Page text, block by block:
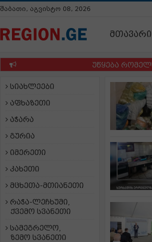
შაბათი, აგვისტო 08, 2026
მთავარი
უწყება რომელსაც
სიახლეები
აფხაზეთი
აჭარა
გურია
იმერეთი
კახეთი
მცხეთა-მთიანეთი
რაჭა-ლეჩხუმი,
ქვემო სვანეთი
სამეგრელო,
ზემო სვანეთი